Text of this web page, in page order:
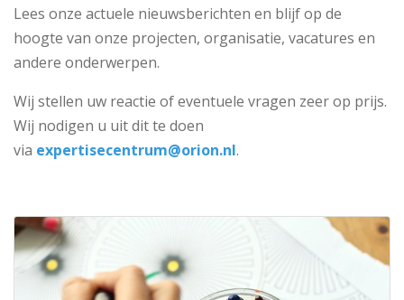
Lees onze actuele nieuwsberichten en blijf op de
hoogte van onze projecten, organisatie, vacatures en
andere onderwerpen.
Wij stellen uw reactie of eventuele vragen zeer op prijs.
Wij nodigen u uit dit te doen
via expertisecentrum@orion.nl.